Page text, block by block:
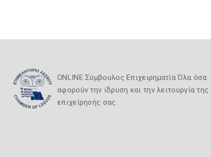
ONLINE Σύμβουλος Επιχειρηματία Όλα όσα
αφορούν την ίδρυση και την λειτουργία της
επιχείρησής σας.